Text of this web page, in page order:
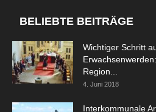
BELIEBTE BEITRÄGE
Wichtiger Schritt
Region...
4. Juni 2018
Interkommunale